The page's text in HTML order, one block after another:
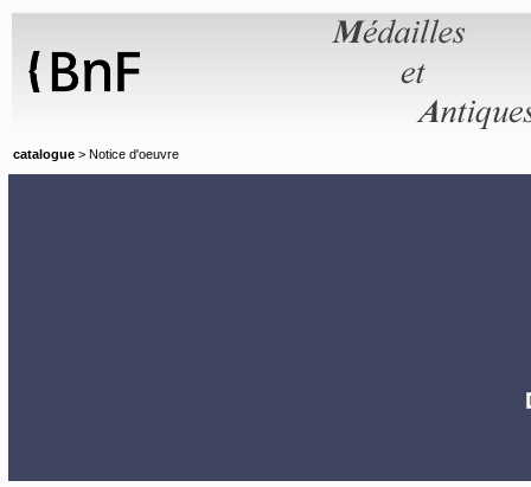
catalogue > Notice d'oeuvre